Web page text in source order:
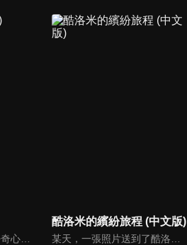
有一點點膽小卻充滿好奇心的「帶骨雞」，和總是用小跳步靠過來的舞蹈老師「小跳步青蛙老師」，以及其他具有獨特個性的夥伴們跳舞大活耀！在家裡和各種地方以「身體動了，心也舞動了起來♪」為主題的角色人物。這是關於不可思議的夥伴們與愉快舞蹈的故事。
酷洛米的繽紛旅程 (中文版)